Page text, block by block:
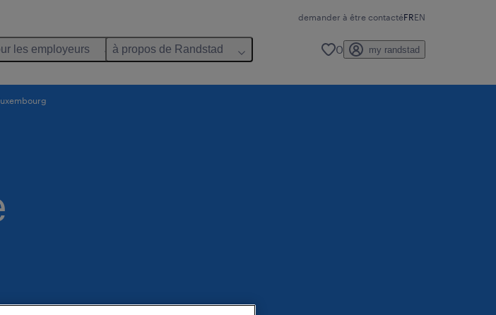
demander à être contactéFREN
les employeurs à propos de Randstad 0 my randstad